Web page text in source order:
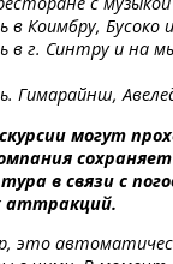
в Коимбру, Бусоко
в г. Синтру и
Гимарайнш,
могут
в связи с
аттракций.
это